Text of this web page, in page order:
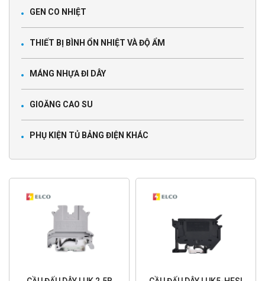
GEN CO NHIỆT
THIẾT BỊ BÌNH ỔN NHIỆT VÀ ĐỘ ẨM
MÁNG NHỰA ĐI DÂY
GIOĂNG CAO SU
PHỤ KIỆN TỦ BẢNG ĐIỆN KHÁC